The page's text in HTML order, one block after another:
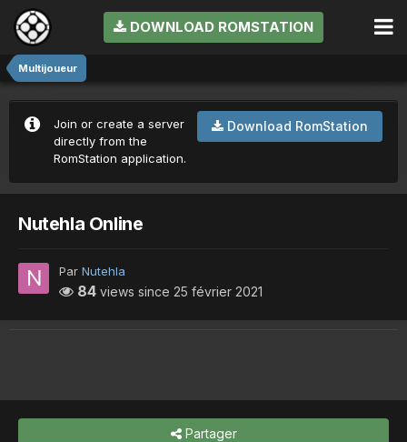
DOWNLOAD ROMSTATION
Multijoueur
Download RomStation
Join or create a server
directly from the
RomStation application.
Nutehla Online
Par Nutehla
84 views since 25 février 2021
Partager